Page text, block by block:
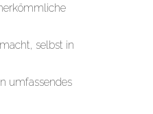
selbst in
umfassendes